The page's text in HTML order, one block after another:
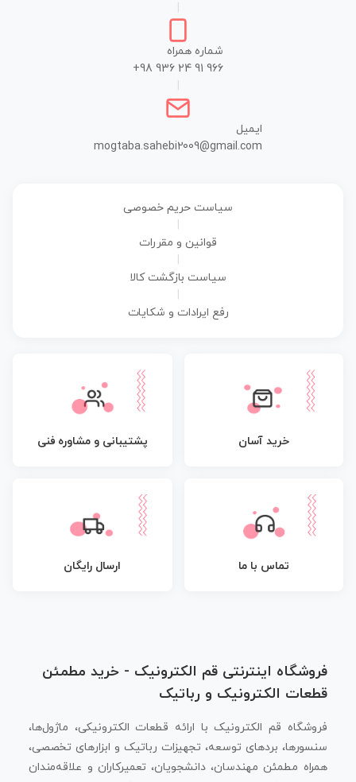
شماره همراه
+98 936 24 91 966
ایمیل
mogtaba.sahebi2009@gmail.com
سیاست حریم خصوصی
قوانین و مقررات
سیاست بازگشت کالا
رفع ایرادات و شکایات
خرید آسان پشتیبانی و مشاوره فنی
تماس با ما ارسال رایگان
فروشگاه اینترنتی قم الکترونیک - خرید مطمئن
قطعات الکترونیک و رباتیک
فروشگاه قم الکترونیک با ارائه قطعات الکترونیکی، ماژول‌ها،
سنسورها، بردهای توسعه، تجهیزات رباتیک و ابزارهای تخصصی،
همراه مطمئن مهندسان، دانشجویان، تعمیرکاران و علاقه‌مندان